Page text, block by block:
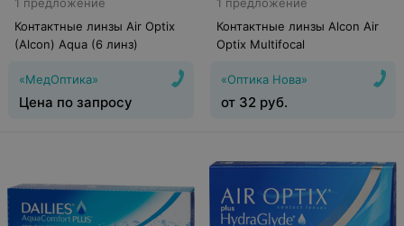
Контактные линзы Air Optix
(Alcon) Aqua (6 линз)
«МедОптика»
Цена по запросу
Контактные линзы Alcon Air
Optix Multifocal
«Оптика Нова»
от 32 руб.